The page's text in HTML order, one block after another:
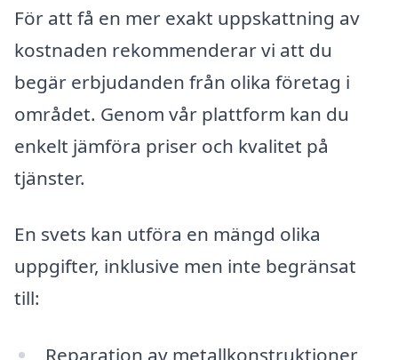
För att få en mer exakt uppskattning av
kostnaden rekommenderar vi att du
begär erbjudanden från olika företag i
området. Genom vår plattform kan du
enkelt jämföra priser och kvalitet på
tjänster.
En svets kan utföra en mängd olika
uppgifter, inklusive men inte begränsat
till:
Reparation av metallkonstruktioner